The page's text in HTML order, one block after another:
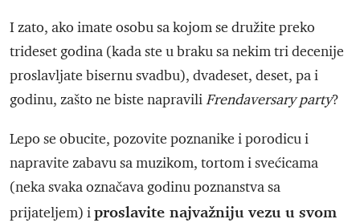
I zato, ako imate osobu sa kojom se družite preko
trideset godina (kada ste u braku sa nekim tri decenije
proslavljate bisernu svadbu), dvadeset, deset, pa i
godinu, zašto ne biste napraviliFrendaversary party?
Lepo se obucite, pozovite poznanike i porodicu i
napravite zabavu sa muzikom, tortom i svećicama
(neka svaka označava godinu poznanstva sa
prijateljem) iproslavite najvažniju vezu u svom